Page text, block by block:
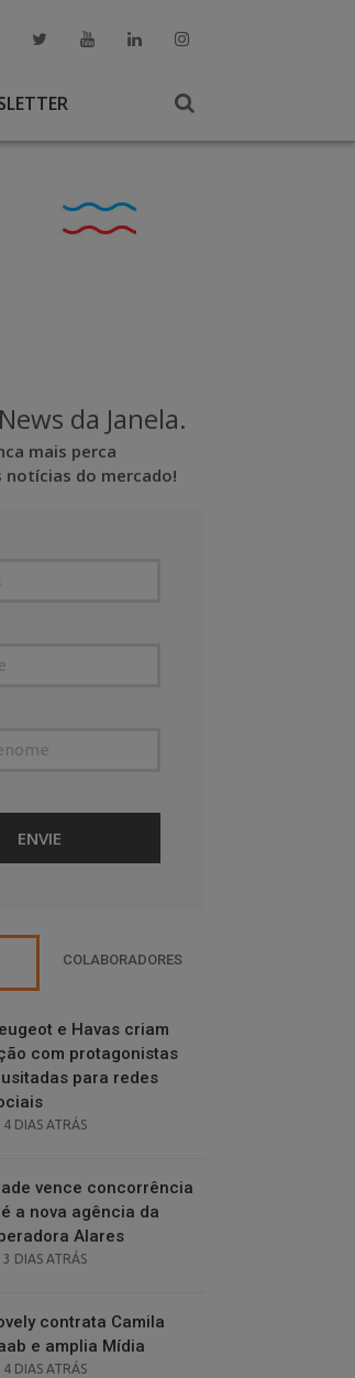
da Janela.
mais perca
notícias do mercado!
COLABORADORES
e Havas criam
com protagonistas
para redes
POSTED
4 DIAS ATRÁS
vence concorrência
a nova agência da
Alares
POSTED
3 DIAS ATRÁS
contrata Camila
e amplia Mídia
POSTED
4 DIAS ATRÁS